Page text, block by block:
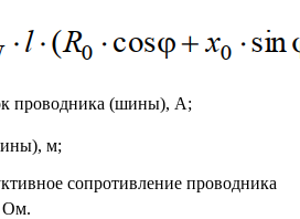
проводника (шины), А;
м;
сопротивление проводника
Ом.